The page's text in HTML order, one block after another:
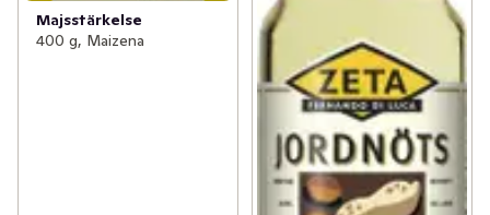
Majsstärkelse
400 g, Maizena